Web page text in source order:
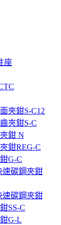
座
夾鉗S-C12
夾鉗S-C
鉗 N
鉗REG-C
G-C
速碳鋼夾鉗
速碳鋼夾鉗
SS-C
G-L